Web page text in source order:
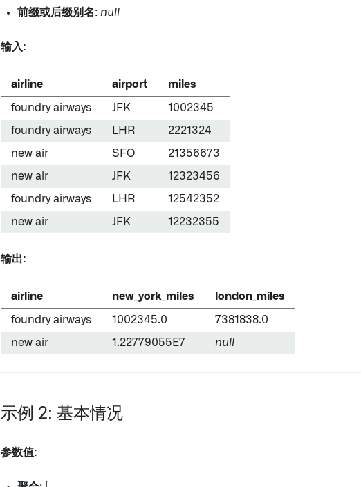
前缀或后缀别名: null
输入:
airline airport miles
foundry airways JFK 1002345
foundry airways LHR 2221324
new air SFO 21356673
new air JFK 12323456
foundry airways LHR 12542352
new air JFK 12232355
输出:
airline new_york_miles london_miles
foundry airways 1002345.0 7381838.0
new air 1.22779055E7 null
示例 2: 基本情况
参数值: